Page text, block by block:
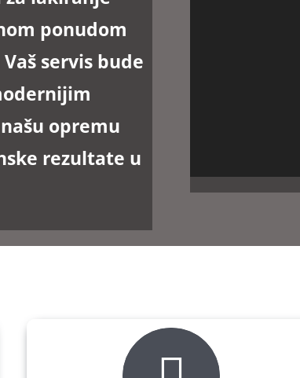
ponudom
servis bude
opremu
rezultate u